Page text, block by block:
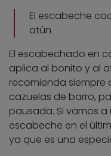
El escabeche
atún
El escabechado en
aplica al bonito y al
recomienda siempre
cazuelas de barro,
pausada. Si vamos
escabeche en el
ya que es una